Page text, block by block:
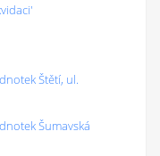
Štětí, ul.
Šumavská